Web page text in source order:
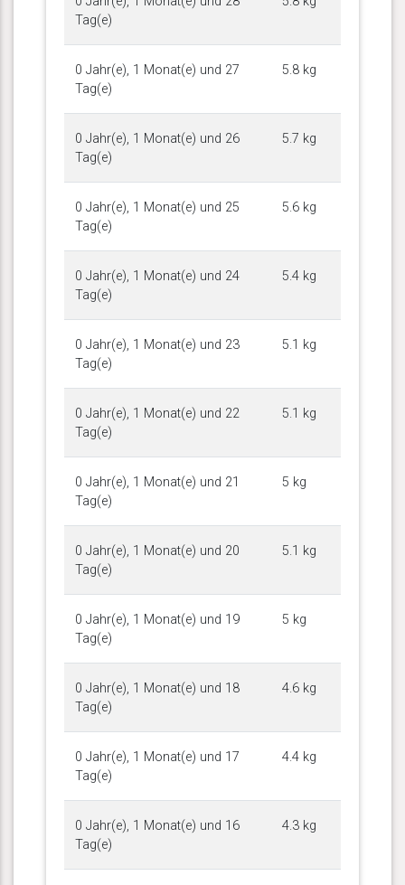
Tag(e)
0 Jahr(e), 1 Monat(e) und 27
Tag(e)
5.8 kg
0 Jahr(e), 1 Monat(e) und 26
Tag(e)
5.7 kg
0 Jahr(e), 1 Monat(e) und 25
Tag(e)
5.6 kg
0 Jahr(e), 1 Monat(e) und 24
Tag(e)
5.4 kg
0 Jahr(e), 1 Monat(e) und 23
Tag(e)
5.1 kg
0 Jahr(e), 1 Monat(e) und 22
Tag(e)
5.1 kg
0 Jahr(e), 1 Monat(e) und 21
Tag(e)
5 kg
0 Jahr(e), 1 Monat(e) und 20
Tag(e)
5.1 kg
0 Jahr(e), 1 Monat(e) und 19
Tag(e)
5 kg
0 Jahr(e), 1 Monat(e) und 18
Tag(e)
4.6 kg
0 Jahr(e), 1 Monat(e) und 17
Tag(e)
4.4 kg
0 Jahr(e), 1 Monat(e) und 16
Tag(e)
4.3 kg